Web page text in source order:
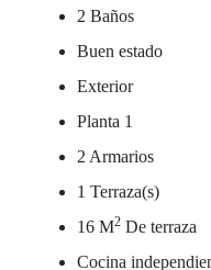
2 Baños
Buen estado
Exterior
Planta 1
2 Armarios
1 Terraza(s)
16 M2 De terraza
Cocina